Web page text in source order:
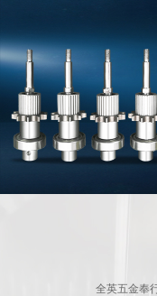
全英五金奉